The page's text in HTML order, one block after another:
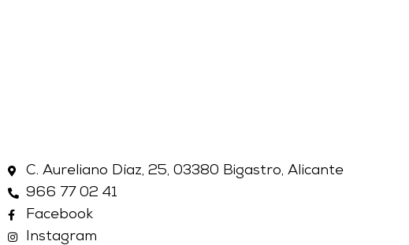
C. Aureliano Díaz, 25, 03380 Bigastro, Alicante
966 77 02 41
Facebook
Instagram